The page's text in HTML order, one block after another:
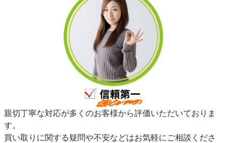
親切丁寧な対応が多くのお客様から評価いただいておりま
す。
買い取りに関する疑問や不安などはお気軽にご相談くださ